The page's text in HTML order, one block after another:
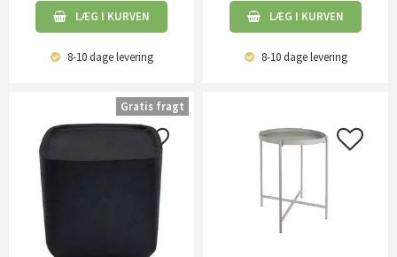
LÆG I KURVEN
8-10 dagelevering
LÆG I KURVEN
8-10 dagelevering
Gratis fragt